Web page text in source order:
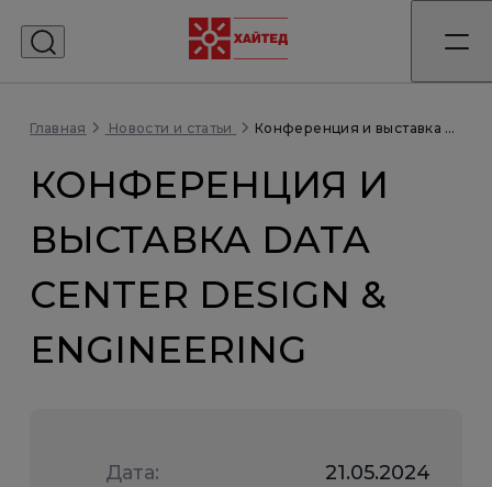
Главная Новости и статьи Конференция и выставка Data Center Design & Engineering
КОНФЕРЕНЦИЯ И
ВЫСТАВКА DATA
CENTER DESIGN &
ENGINEERING
Дата:
21.05.2024